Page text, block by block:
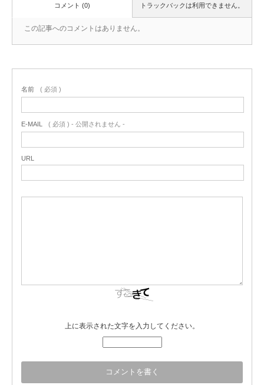
トラックバックは利用できません。
コメント (0)
この記事へのコメントはありません。
名前 ( 必須 )
E-MAIL ( 必須 ) - 公開されません -
URL
上に表示された文字を入力してください。